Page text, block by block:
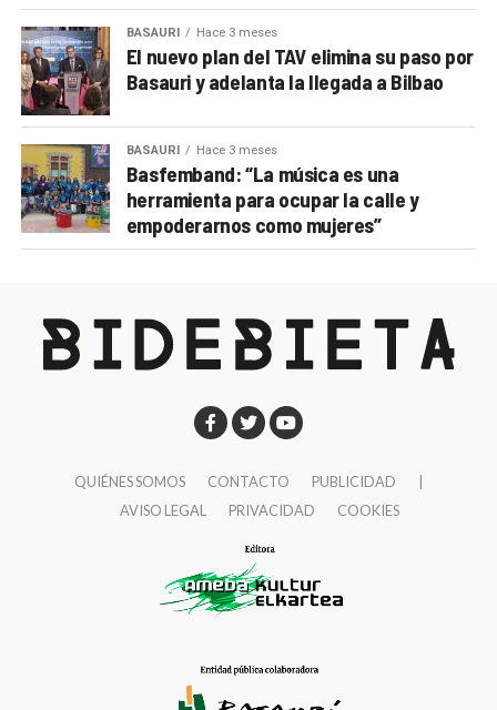
BASAURI Hace 3 meses
El nuevo plan del TAV elimina su paso por
Basauri y adelanta la llegada a Bilbao
BASAURI Hace 3 meses
Basfemband: “La música es una
herramienta para ocupar la calle y
empoderarnos como mujeres”
QUIÉNES SOMOS CONTACTO PUBLICIDAD
AVISO LEGAL
PRIVACIDAD COOKIES